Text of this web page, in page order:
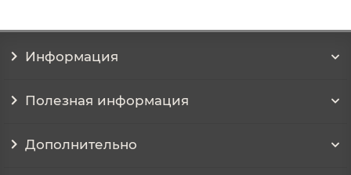
Информация
Полезная информация
Дополнительно